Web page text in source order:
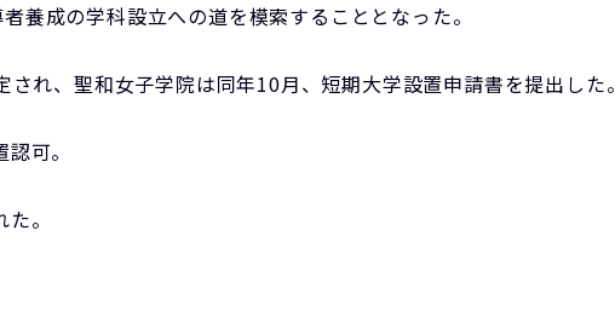
養成の学科設立への道を模索することとなった。
れ、聖和女子学院は同年10月、短期大学設置申請書を提出した。
可。
。